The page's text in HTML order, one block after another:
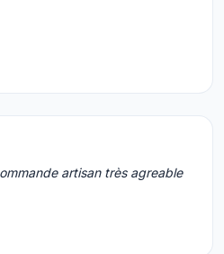
artisan très agreable